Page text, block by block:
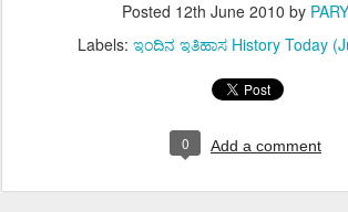
Posted 12th June 2010 by
Labels: ಇಂದಿನ ಇತಿಹಾಸ History Today
0 Add a comment